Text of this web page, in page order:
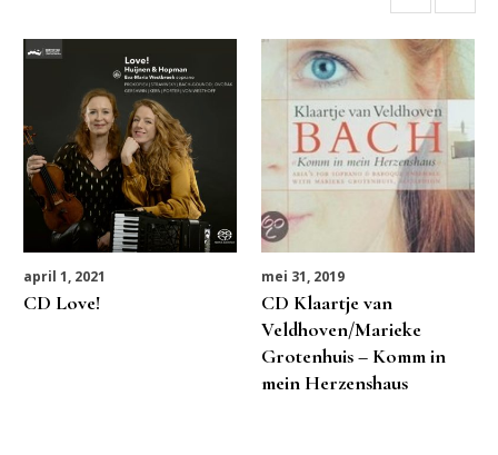
More posts
april 1, 2021
CD Love!
mei 31, 2019
CD Klaartje van
Veldhoven/Marieke
Grotenhuis – Komm in
mein Herzenshaus